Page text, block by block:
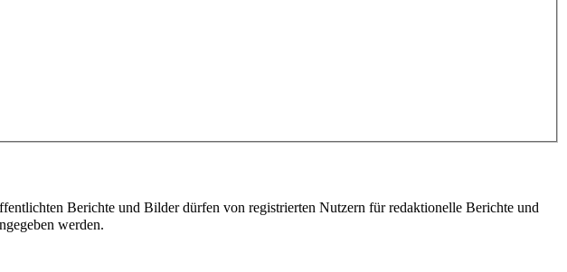
Berichte und Bilder dürfen von registrierten Nutzern für redaktionelle Berichte und
werden.